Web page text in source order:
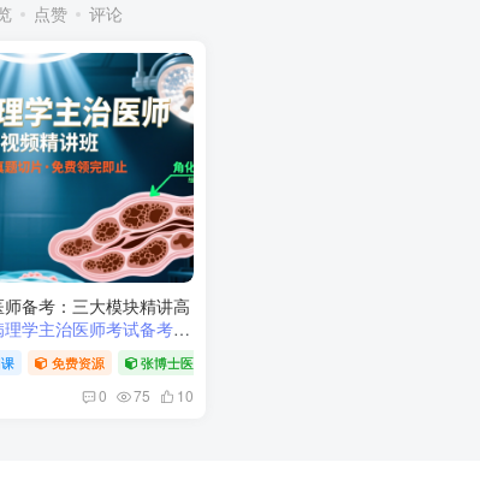
点赞 评论
备考：三大模块精讲高
学主治医师考试备考攻
荐
免费资源 张博士医考
0 75 10